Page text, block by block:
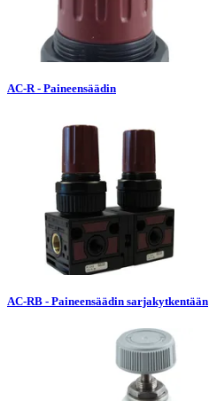
AC-R - Paineensäädin
AC-RB - Paineensäädin sarjakytkentään